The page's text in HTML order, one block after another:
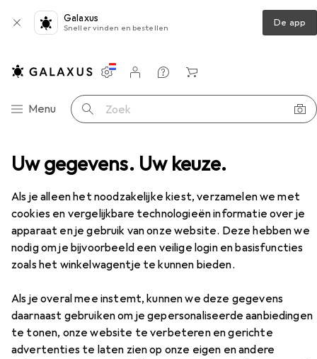
Uw gegevens. Uw keuze.
Als je alleen het noodzakelijke kiest, verzamelen we met
cookies en vergelijkbare technologieën informatie over je
apparaat en je gebruik van onze website. Deze hebben we
nodig om je bijvoorbeeld een veilige login en basisfuncties
zoals het winkelwagentje te kunnen bieden.
Als je overal mee instemt, kunnen we deze gegevens
daarnaast gebruiken om je gepersonaliseerde aanbiedingen
te tonen, onze website te verbeteren en gerichte
advertenties te laten zien op onze eigen en andere
Galaxus
Sneller vinden en bestellen De app
Categorie navigatie
Menu Zoek op
Instellingen
Klantenaccount
Produktvergelijking
Verlanglijstje
Winkelmandje
Laptoptas Dicota Eco Multi Basis
EUR
26,27
Dicota Eco Multi Basis
14.10" 15.60" 17.30"
Accessoires voor Dicota Eco
Multi Basis